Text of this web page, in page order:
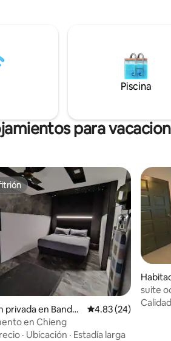
para
y disfrutar del
costero de Tutong.😌
Piscina
para
de 5, 21 reseñas
privada en Bandar
Calificación
4.83 (24)
en Chieng
· Ubicación · Estadía larga
Seri
suite
valor)